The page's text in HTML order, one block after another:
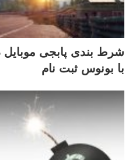
شرط بندی پابجی موبایل
با بونوس ثبت نام